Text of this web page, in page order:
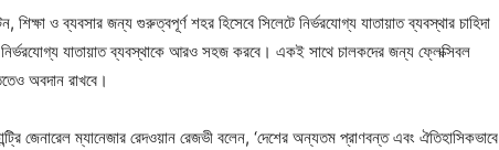
শিক্ষা ও ব্যবসার জন্য গুরুত্বপূর্ণ শহর হিসেবে সিলেটে নির্ভরযোগ্য যাতায়াত ব্যবস্থার চাহিদা
নির্ভরযোগ্য যাতায়াত ব্যবস্থাকে আরও সহজ করবে। একই সাথে চালকদের জন্য ফ্লেক্সিবল
অবদান রাখবে।
জেনারেল ম্যানেজার রেদওয়ান রেজভী বলেন, ‘দেশের অন্যতম প্রাণবন্ত এবং ঐতিহাসিকভাবে